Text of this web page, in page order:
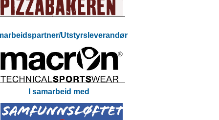
Utstyrsleverandør
I samarbeid med